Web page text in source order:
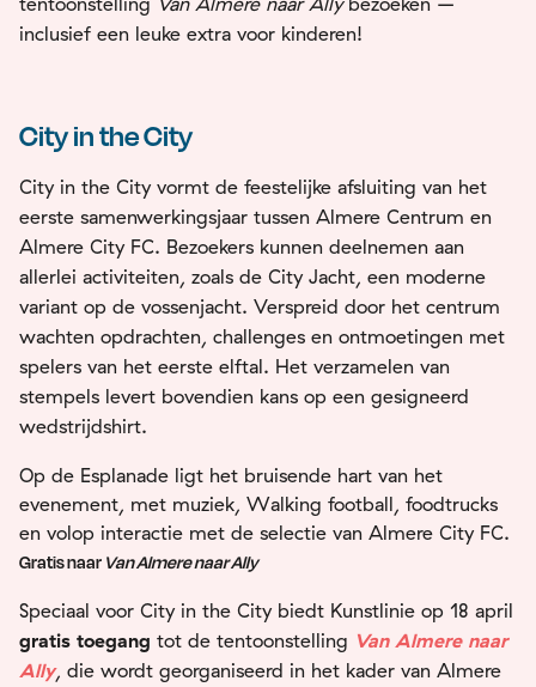
inclusief een leuke extra voor kinderen!
City in the City
City in the City vormt de feestelijke afsluiting van het
eerste samenwerkingsjaar tussen Almere Centrum en
Almere City FC. Bezoekers kunnen deelnemen aan
allerlei activiteiten, zoals de City Jacht, een moderne
variant op de vossenjacht. Verspreid door het centrum
wachten opdrachten, challenges en ontmoetingen met
spelers van het eerste elftal. Het verzamelen van
stempels levert bovendien kans op een gesigneerd
wedstrijdshirt.
Op de Esplanade ligt het bruisende hart van het
evenement, met muziek, Walking football, foodtrucks
en volop interactie met de selectie van Almere City FC.
Gratis naar Van Almere naar Ally
Speciaal voor City in the City biedt Kunstlinie op 18 april
gratis toegang tot de tentoonstelling Van Almere naar
Ally, die wordt georganiseerd in het kader van Almere